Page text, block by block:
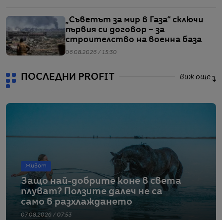
„Съветът за мир в Газа“ сключи
първия си договор – за
строителство на военна база
06.08.2026 / 15:30
ПОСЛЕДНИ PROFIT виж още
Живот
Защо най-добрите коне в света
плуват? Ползите далеч не са
само в разхлаждането
07.08.2026 / 07:53